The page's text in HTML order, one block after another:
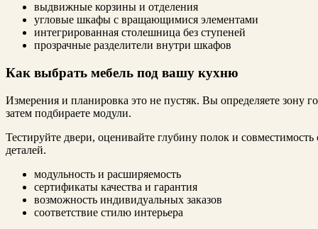
выдвижные корзины и отделения
угловые шкафы с вращающимися элементами
интегрированная столешница без ступеней
прозрачные разделители внутри шкафов
Как выбрать мебель под вашу кухню
Измерения и планировка это не пустяк. Вы определяете зону
затем подбираете модули.
Тестируйте двери, оценивайте глубину полок и
деталей.
модульность и расширяемость
сертификаты качества и гарантия
возможность индивидуальных заказов
соответствие стилю интерьера